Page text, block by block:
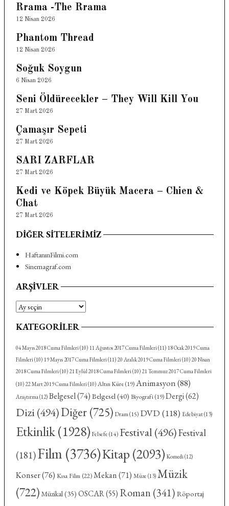
Rrama -The Rrama
12 Nisan 2026
Phantom Thread
12 Nisan 2026
Soğuk Soygun
6 Nisan 2026
Seni Öldürecekler – They Will Kill You
27 Mart 2026
Çamaşır Sepeti
27 Mart 2026
SARI ZARFLAR
27 Mart 2026
Kedi ve Köpek Büyük Macera – Chien &
Chat
27 Mart 2026
DIĞER SITELERIMIZ
HaftanınFilmi.com
Sinemagraf.com
ARŞIVLER
Arşivler
KATEGORILER
04 Mayıs 2018 Cuma Filmleri(10) 11 Ağustos 2017 Cuma Filmleri(11) 18 Ocak 2019 Cuma
Filmleri(10) 19 Mayıs 2017 Cuma Filmleri(11) 20 Aralık 2019 Cuma Filmleri(10) 20 Nisan
2018 Cuma Filmleri(10) 21 Eylül 2018 Cuma Filmleri(10) 21 Temmuz 2017 Cuma Filmleri
(10) 22 Mart 2019 Cuma Filmleri(10) Altın Küre(19) Animasyon(88)
Araştırma(12) Belgesel(74) Belgesel(40) Biyografi(19) Dergi(62)
Dizi(494)Diğer(725) Dram(15) DVD (118) Edebiyat(13)
Etkinlik(1928) Felsefe (14) Festival (496)Festival
(181)Film (3736)Kitap (2093) Komedi(12)
Konser(76) Kısa Film(22) Mekan(71) Müze (13) Müzik
(722) Müzikal(35) OSCAR(55) Roman(341) Röportaj